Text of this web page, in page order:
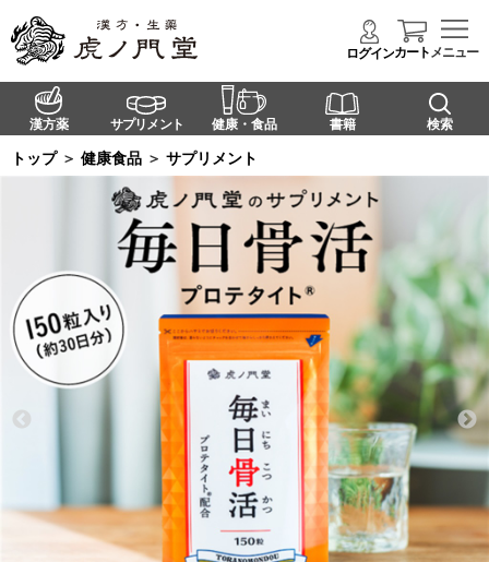
ログインカートメニュー
漢方薬 サプリメント 健康・食品 書籍 検索
トップ ＞ 健康食品 ＞ サプリメント